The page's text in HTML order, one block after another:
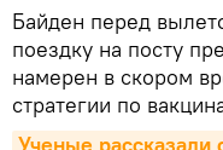
Байден перед
поездку на посту
намерен в скором
стратегии по
Ученые